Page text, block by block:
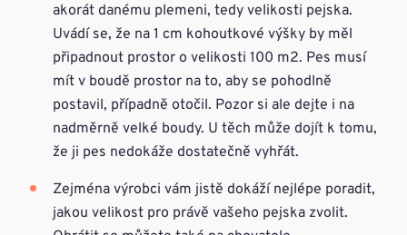
akorát danému plemeni, tedy velikosti pejska.
Uvádí se, že na 1 cm kohoutkové výšky by měl
připadnout prostor o velikosti 100 m2. Pes musí
mít v boudě prostor na to, aby se pohodlně
postavil, případně otočil. Pozor si ale dejte i na
nadměrně velké boudy. U těch může dojít k tomu,
že ji pes nedokáže dostatečně vyhřát.
Zejména výrobci vám jistě dokáží nejlépe poradit,
jakou velikost pro právě vašeho pejska zvolit.